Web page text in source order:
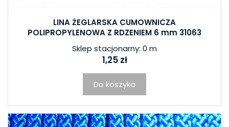
LINA ŻEGLARSKA CUMOWNICZA
POLIPROPYLENOWA Z RDZENIEM 6 mm 31063
Sklep stacjonarny: 0 m
1,25 zł
Do koszyka